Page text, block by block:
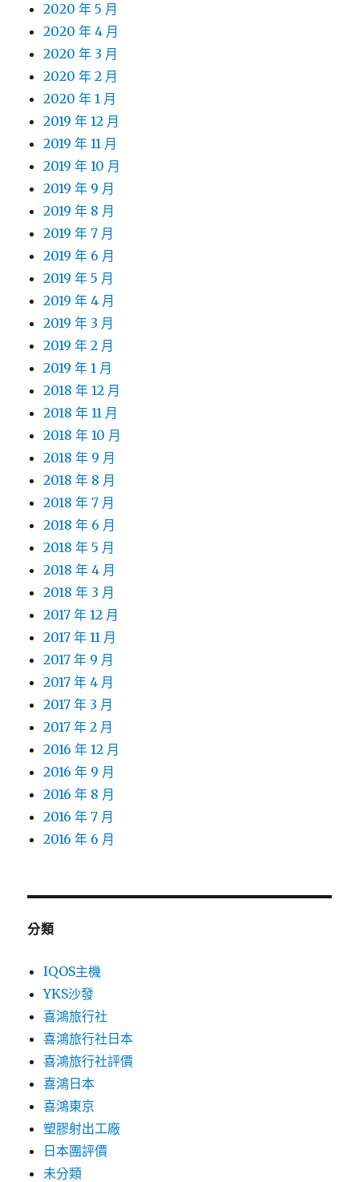
2020 年 5 月
2020 年 4 月
2020 年 3 月
2020 年 2 月
2020 年 1 月
2019 年 12 月
2019 年 11 月
2019 年 10 月
2019 年 9 月
2019 年 8 月
2019 年 7 月
2019 年 6 月
2019 年 5 月
2019 年 4 月
2019 年 3 月
2019 年 2 月
2019 年 1 月
2018 年 12 月
2018 年 11 月
2018 年 10 月
2018 年 9 月
2018 年 8 月
2018 年 7 月
2018 年 6 月
2018 年 5 月
2018 年 4 月
2018 年 3 月
2017 年 12 月
2017 年 11 月
2017 年 9 月
2017 年 4 月
2017 年 3 月
2017 年 2 月
2016 年 12 月
2016 年 9 月
2016 年 8 月
2016 年 7 月
2016 年 6 月
分類
IQOS主機
YKS沙發
喜鴻旅行社
喜鴻旅行社日本
喜鴻旅行社評價
喜鴻日本
喜鴻東京
塑膠射出工廠
日本團評價
未分類